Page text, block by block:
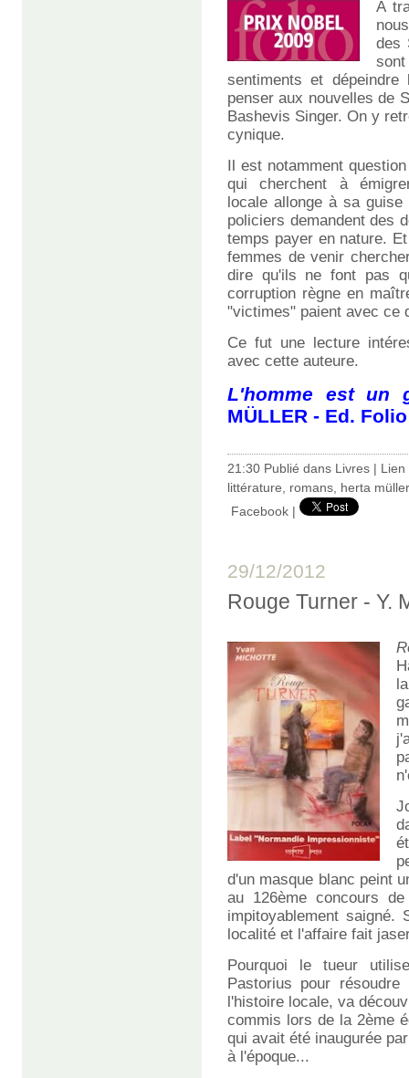
A
des
sentiments et
penser aux nouvelles de
Bashevis Singer. On y
cynique.
Il est notamment
qui cherchent à
locale allonge à sa
policiers demandent des
temps payer en nature.
femmes de venir
dire qu'ils ne font pas
corruption règne en
"victimes" paient avec ce
Ce fut une lecture
avec cette auteure.
L'homme est un
MÜLLER - Ed.
21:30 Publié dans Livres | Lien
littérature, romans, herta müller
Facebook |
29/12/2012
Rouge Turner - Y.
d'un masque blanc peint
au 126ème concours
impitoyablement
localité et l'affaire fait
Pourquoi le tueur
Pastorius pour
l'histoire locale, va
commis lors de la 2ème
qui avait été inaugurée
à l'époque...